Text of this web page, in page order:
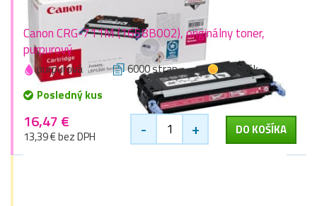
Canon CRG-711M (1658B002), originálny toner,
purpurový
purpurová 6000 stran
1 zlaťák
Posledný kus
16,47 €
13,39 € bez DPH - + DO KOŠÍKA